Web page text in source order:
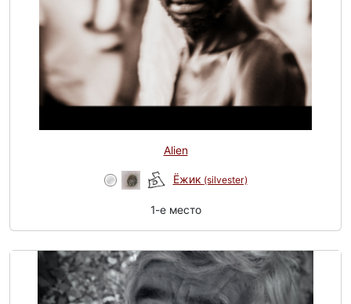
Alien
Ёжик (silvester)
1-e место